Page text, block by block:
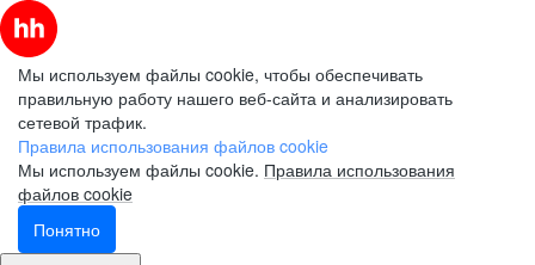
Мы используем файлы cookie, чтобы обеспечивать
правильную работу нашего веб-сайта и анализировать
сетевой трафик.
Правила использования файлов cookie
Мы используем файлы cookie. Правила использования
файлов cookie
Понятно